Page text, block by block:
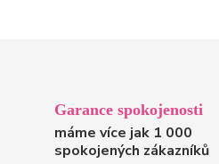
Garance spokojenosti
máme více jak 1 000
spokojených zákazníků